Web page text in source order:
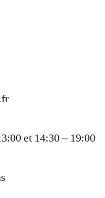
et 14:30 – 19:00